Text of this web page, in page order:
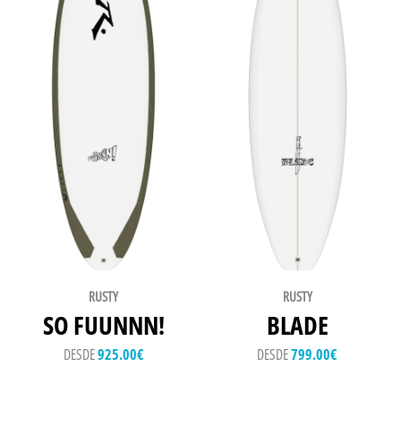
RUSTY
SO FUUNNN!
DESDE925.00€
RUSTY
BLADE
DESDE799.00€